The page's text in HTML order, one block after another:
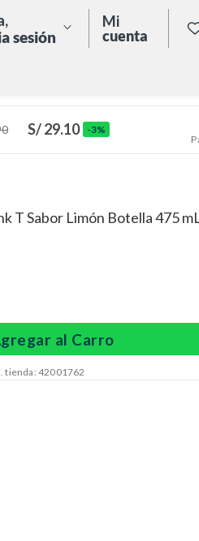
,
sesión
Mi
cuenta
S/29.10
-3%
T Sabor Limón Botella 475
al Carro
tienda: 42001762